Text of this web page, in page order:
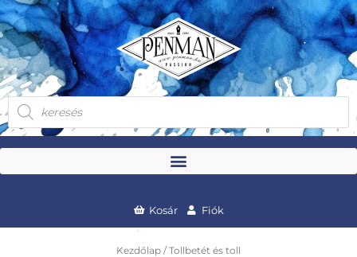
Skip
to
content
Products
search
Kosár Fiók
Kezdőlap / Tollbetét és toll